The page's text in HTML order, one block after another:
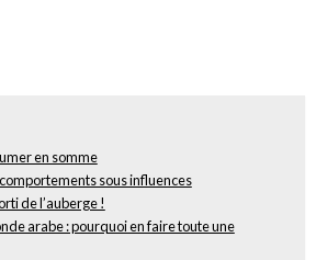
en somme
sous influences
de l’auberge !
arabe : pourquoi en faire toute une